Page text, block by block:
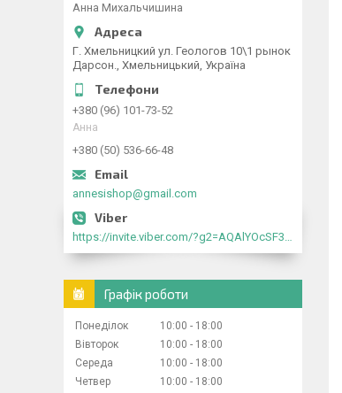
Анна Михальчишина
Г. Хмельницкий ул. Геологов 10\1 рынок
Дарсон., Хмельницький, Україна
+380 (96) 101-73-52
Анна
+380 (50) 536-66-48
annesishop@gmail.com
https://invite.viber.com/?g2=AQAlYOcSF30rb0kdJdojYDWtk4sNE5eWPg2Om5jJmRlpJwnTwfwnCzMMxer2vioZ"
Графік роботи
Понеділок 10:00
18:00
Вівторок
10:00
18:00
Середа
10:00
18:00
Четвер
10:00
18:00